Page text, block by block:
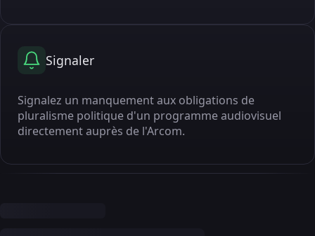
Signaler
Signalez un manquement aux obligations de
pluralisme politique d'un programme audiovisuel
directement auprès de l'Arcom.